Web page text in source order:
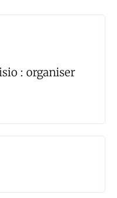
: organiser